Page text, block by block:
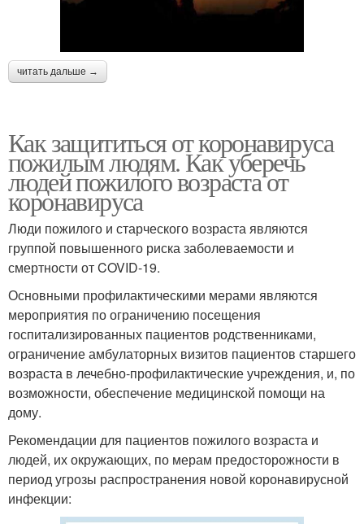
читать дальше →
Как защититься от коронавируса
пожилым людям. Как уберечь
людей пожилого возраста от
коронавируса
Люди пожилого и старческого возраста являются
группой повышенного риска заболеваемости и
смертности от COVID-19.
Основными профилактическими мерами являются
мероприятия по ограничению посещения
госпитализированных пациентов родственниками,
ограничение амбулаторных визитов пациентов старшего
возраста в лечебно-профилактические учреждения, и, по
возможности, обеспечение медицинской помощи на
дому.
Рекомендации для пациентов пожилого возраста и
людей, их окружающих, по мерам предосторожности в
период угрозы распространения новой коронавирусной
инфекции: